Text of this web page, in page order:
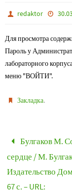
redaktor
Для просмотра
Пароль у
лабораторного
меню "ВОЙТИ".
Закладка.
Булгаков М.
сердце / М.
Издательство
67 с. – URL: